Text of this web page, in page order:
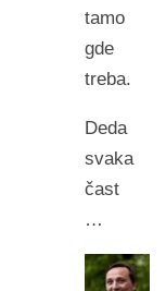
tamo
gde
treba.
Deda
svaka
čast
…